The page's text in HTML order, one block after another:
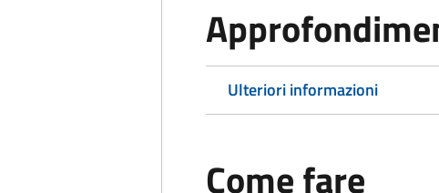
Ulteriori informazioni
Come fare